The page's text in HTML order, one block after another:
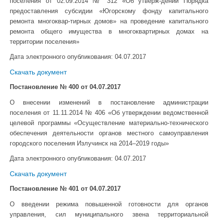
предоставления субсидии «Югорскому фонду капитального
ремонта многоквар-тирных домов» на проведение капитального
ремонта общего имущества в многоквартирных домах на
территории поселения»
Дата электронного опубликования: 04.07.2017
Скачать документ
Постановление № 400 от 04.07.2017
О внесении изменений в постановление администрации
поселения от 11.11.2014 № 406 «Об утверждении ведомственной
целевой программы «Осуществление материально-технического
обеспечения деятельности органов местного самоуправления
городского поселения Излучинск на 2014–2019 годы»
Дата электронного опубликования: 04.07.2017
Скачать документ
Постановление № 401 от 04.07.2017
О введении режима повышенной готовности для органов
управления, сил муниципального звена территориальной